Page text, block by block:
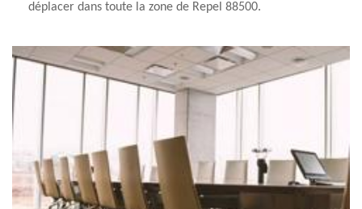
déplacer dans toute la zone de Repel 88500.